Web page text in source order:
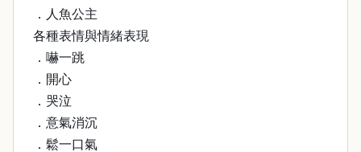
．人魚公主
各種表情與情緒表現
．嚇一跳
．開心
．哭泣
．意氣消沉
．鬆一口氣